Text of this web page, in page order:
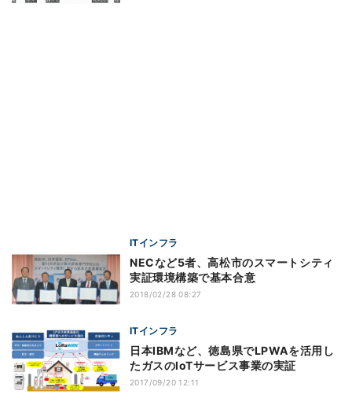
ITインフラ
NECなど5者、高松市のスマートシティ
実証環境構築で基本合意
2018/02/28 08:27
ITインフラ
日本IBMなど、徳島県でLPWAを活用し
たガスのIoTサービス事業の実証
2017/09/20 12:11